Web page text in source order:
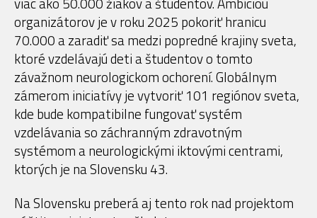
organizátorov je v roku 2025 pokoriť hranicu
70.000 a zaradiť sa medzi popredné krajiny sveta,
ktoré vzdelávajú deti a študentov o tomto
závažnom neurologickom ochorení. Globálnym
zámerom iniciatívy je vytvoriť 101 regiónov sveta,
kde bude kompatibilne fungovať systém
vzdelávania so záchranným zdravotným
systémom a neurologickými iktovými centrami,
ktorých je na Slovensku 43.
Na Slovensku preberá aj tento rok nad projektom